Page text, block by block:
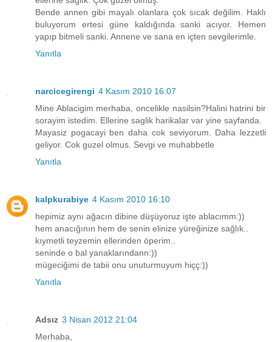
Bende annen gibi mayalı olanlara çok sıcak değilim. Haklı
buluyorum ertesi güne kaldığında sanki acıyor. Hemen
yapıp bitmeli sanki. Annene ve sana en içten sevgilerimle.
Yanıtla
narcicegirengi 4 Kasım 2010 16:07
Mine Ablacigim merhaba, oncelikle nasilsin?Halini hatrini bir
sorayim istedim. Ellerine saglik harikalar var yine sayfanda.
Mayasiz pogacayi ben daha cok seviyorum. Daha lezzetli
geliyor. Cok guzel olmus. Sevgi ve muhabbetle
Yanıtla
kalpkurabiye 4 Kasım 2010 16:10
hepimiz aynı ağacın dibine düşüyoruz işte ablacımm:))
hem anacığının hem de senin elinize yüreğinize sağlık..
kıymetli teyzemin ellerinden öperim..
seninde o bal yanaklarındann:))
mügeciğimi de tabii onu unuturmuyum hiçç:))
Yanıtla
Adsız 3 Nisan 2012 21:04
Merhaba,